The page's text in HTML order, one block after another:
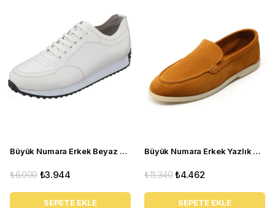
Büyük Numara Erkek Beyaz Deri Günlük Spor Ayakkabı - YC2023 Beyaz
₺3.944
₺6.000
SEPETE EKLE
Büyük Numara Erkek Yazlık Ayakkabı - UTKAN02 Tarçın
₺4.462
₺11.340
SEPETE EKLE